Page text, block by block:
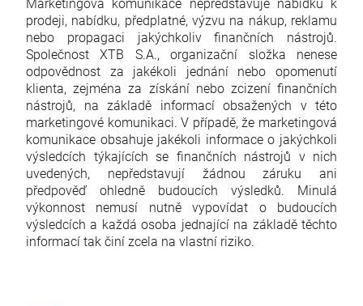
prodeji, nabídku, předplatné, výzvu na nákup, reklamu
nebo propagaci jakýchkoliv finančních nástrojů.
Společnost XTB S.A., organizační složka nenese
odpovědnost za jakékoli jednání nebo opomenutí
klienta, zejména za získání nebo zcizení finančních
nástrojů, na základě informací obsažených v této
marketingové komunikaci. V případě, že marketingová
komunikace obsahuje jakékoli informace o jakýchkoli
výsledcích týkajících se finančních nástrojů v nich
uvedených, nepředstavují žádnou záruku ani
předpověď ohledně budoucích výsledků. Minulá
výkonnost nemusí nutně vypovídat o budoucích
výsledcích a každá osoba jednající na základě těchto
informací tak činí zcela na vlastní riziko.